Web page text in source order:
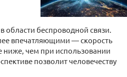
области беспроводной связи.
впечатляющими — скорость
ниже, чем при использовании
позволит человечеству